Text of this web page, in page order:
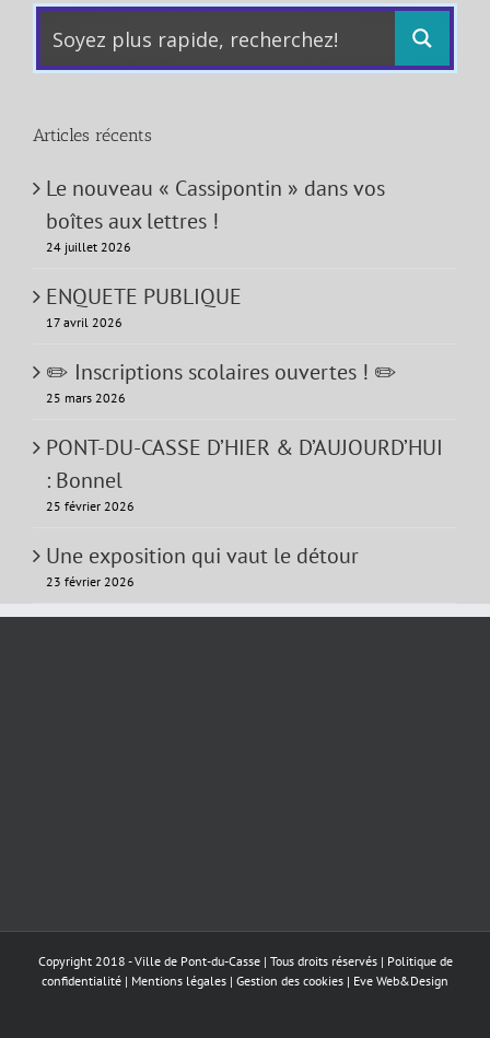
Articles récents
Le nouveau « Cassipontin » dans vos
boîtes aux lettres !
24 juillet 2026
ENQUETE PUBLIQUE
17 avril 2026
✏️ Inscriptions scolaires ouvertes ! ✏️
25 mars 2026
PONT-DU-CASSE D’HIER & D’AUJOURD’HUI
: Bonnel
25 février 2026
Une exposition qui vaut le détour
23 février 2026
Copyright 2018 - Ville de Pont-du-Casse | Tous droits réservés | Politique de
confidentialité | Mentions légales | Gestion des cookies | Eve Web&Design